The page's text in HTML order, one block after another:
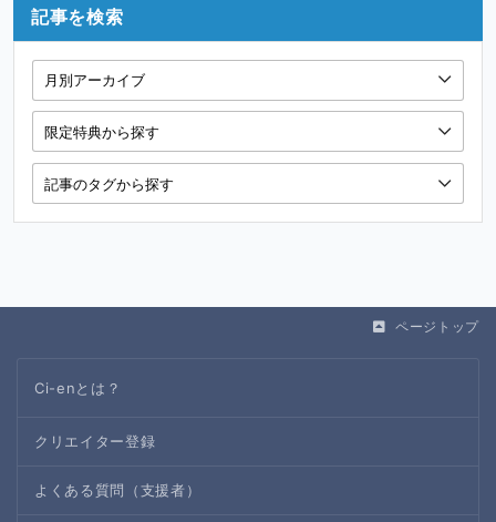
記事を検索
ページトップ
Ci-enとは？
クリエイター登録
よくある質問（支援者）